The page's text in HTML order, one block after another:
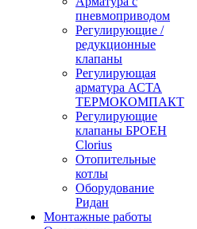
пневмоприводом
Регулирующие /
редукционные
клапаны
Регулирующая
арматура АСТА
ТЕРМОКОМПАКТ
Регулирующие
клапаны БРОЕН
Clorius
Отопительные
котлы
Оборудование
Ридан
Монтажные работы